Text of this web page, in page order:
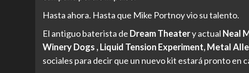
Hasta ahora. Hasta que Mike Portnoy vio su talento.
El antiguo baterista de Dream Theatery actual Neal
Winery Dogs , Liquid Tension Experiment, Metal
sociales para decir que un nuevo kit estará pronto en